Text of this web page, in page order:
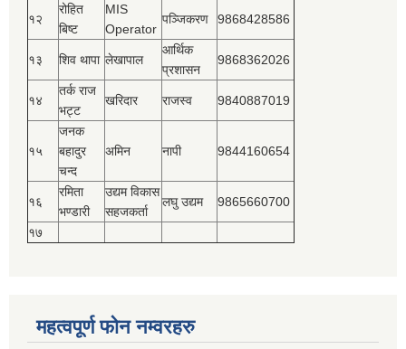
१२
रोहित
बिष्‍ट
MIS
Operator
पञ्‍जिकरण 9868428586
१३ शिव थापा लेखापाल
आर्थिक
प्रशासन
9868362026
१४
तर्क राज
भट्ट
खरिदार राजस्‍व 9840887019
१५
जनक
बहादुर
चन्द
अमिन नापी 9844160654
१६
रमिता
भण्डारी
उद्यम विकास
सहजकर्ता
लघु उद्यम 9865660700
१७
महत्वपूर्ण फोन नम्वरहरु